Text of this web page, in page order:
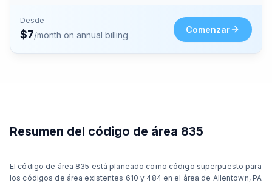
Desde
$7/month on annual billing
Comenzar
Resumen del código de área 835
El código de área 835 está planeado como código superpuesto para
los códigos de área existentes 610 y 484 en el área de Allentown, PA